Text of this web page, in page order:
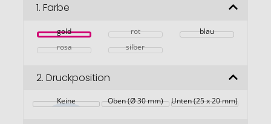
Bildgalerie
1. Farbe
gold rot
blau
rosa
silber
2. Druckposition
Keine Oben (Ø 30 mm) Unten (25 x 20 mm)